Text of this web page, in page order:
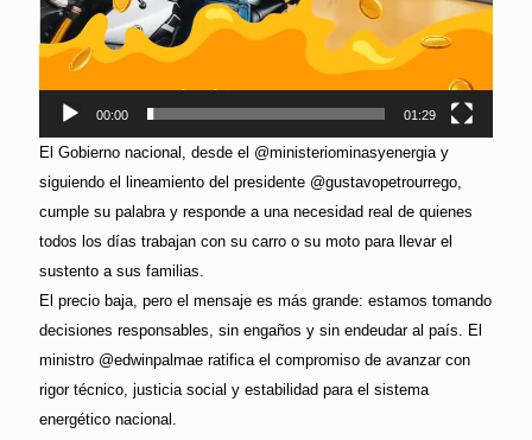
00:00 01:29
El Gobierno nacional, desde el @ministeriominasyenergia y
siguiendo el lineamiento del presidente @gustavopetrourrego,
cumple su palabra y responde a una necesidad real de quienes
todos los días trabajan con su carro o su moto para llevar el
sustento a sus familias.
El precio baja, pero el mensaje es más grande: estamos tomando
decisiones responsables, sin engaños y sin endeudar al país. El
ministro @edwinpalmae ratifica el compromiso de avanzar con
rigor técnico, justicia social y estabilidad para el sistema
energético nacional.